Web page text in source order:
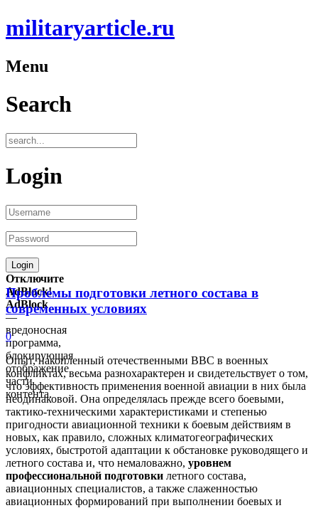
militaryarticle.ru
Menu
Search
Login
Отключите
AdBlock!
AdBlock
—
вредоносная
программа,
блокирующая
отображение
части
контента.
Проблемы подготовки летного состава в
современных условиях
0
Опыт, накопленный отечественными ВВС в военных
конфликтах, весьма разнохарактерен и свидетельствует о том,
что эффективность применения военной авиации в них была
неодинаковой. Она определялась прежде всего боевыми,
тактико-техническими характеристиками и степенью
пригодности авиационной техники к боевым действиям в
новых, как правило, сложных климатогеографических
условиях, быстротой адаптации к обстановке руководящего и
летного состава и, что немаловажно, уровнем
профессиональной подготовки летного состава,
авиационных специалистов, а также слаженностью
авиационных формирований при выполнении боевых и